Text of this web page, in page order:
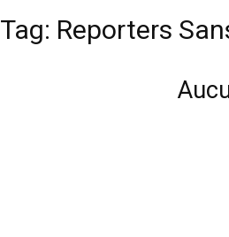
Tag: Reporters